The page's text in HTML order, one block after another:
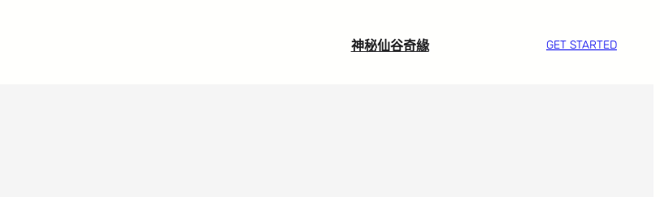
神秘仙谷奇緣 GET STARTED